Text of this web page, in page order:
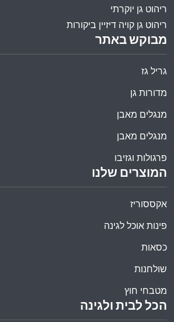
הכל לבית ולגינה
המוצרים שלנו
אקססוריז
פינות אוכל לגינה
כסאות
שולחנות
מטבחי חוץ
מבוקש באתר
גריל גז
מדורות גן
מנגלים מאבן
מנגלים מאבן
פרגולות וגזיבו
ריהוט גן יוקרתי
ריהוט גן קויה דיזיין ביקורות